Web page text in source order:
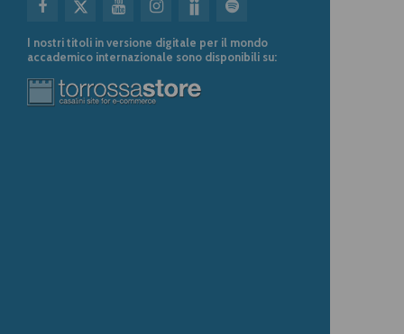
I nostri titoli in versione digitale per il mondo
accademico internazionale sono disponibili su: